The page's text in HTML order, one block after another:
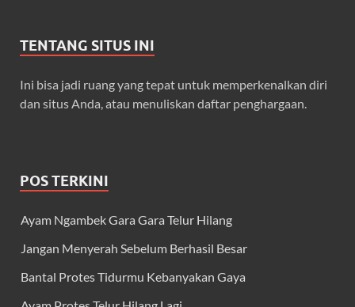
TENTANG SITUS INI
Ini bisa jadi ruang yang tepat untuk memperkenalkan diri
dan situs Anda, atau menuliskan daftar penghargaan.
POS TERKINI
Ayam Ngambek Gara Gara Telur Hilang
Jangan Menyerah Sebelum Berhasil Besar
Bantal Protes Tidurmu Kebanyakan Gaya